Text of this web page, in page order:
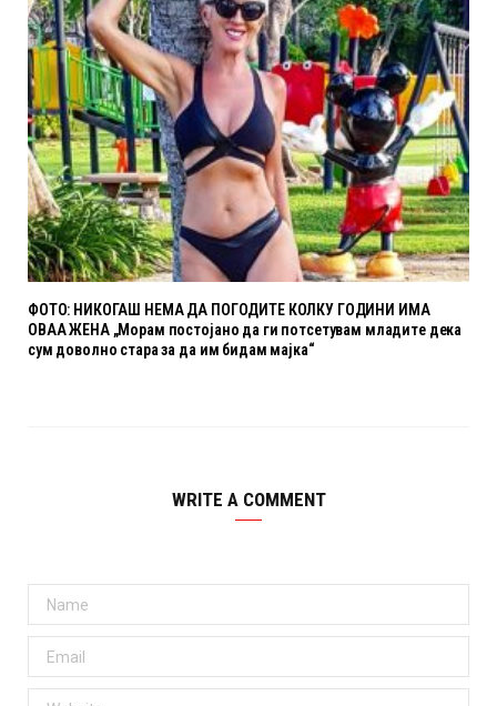
ФОТО: НИКОГАШ НЕМА ДА ПОГОДИТЕ КОЛКУ ГОДИНИ ИМА
ОВАА ЖЕНА „Морам постојано да ги потсетувам младите дека
сум доволно стара за да им бидам мајка“
WRITE A COMMENT